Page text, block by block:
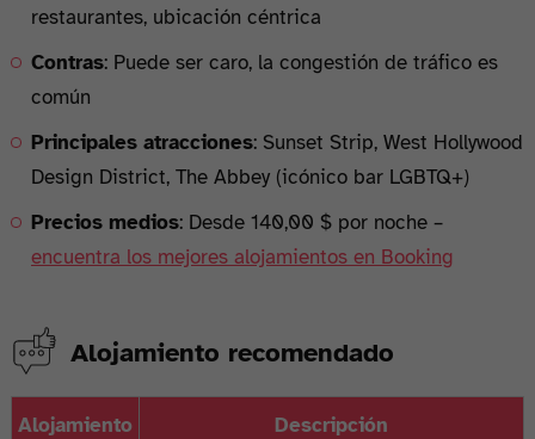
restaurantes, ubicación céntrica
Contras: Puede ser caro, la congestión de tráfico es
común
Principales atracciones: Sunset Strip, West Hollywood
Design District, The Abbey (icónico bar LGBTQ+)
Precios medios: Desde 140,00 $ por noche –
encuentra los mejores alojamientos en Booking
Alojamiento recomendado
Alojamiento Descripción